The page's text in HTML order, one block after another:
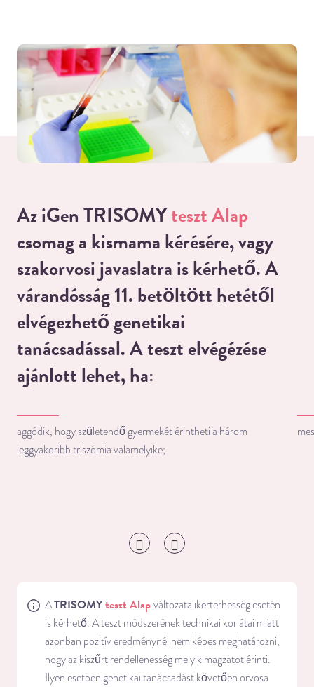
Az iGenTRISOMYteszt Alap
csomag a kismama kérésére, vagy
szakorvosi javaslatra is kérhető. A
várandósság 11. betöltött hetétől
elvégezhető genetikai
tanácsadással. A teszt elvégézése
ajánlott lehet, ha:
aggódik, hogy születendő gyermekét érintheti a három
leggyakoribb triszómia valamelyike;
ATRISOMYteszt Alapváltozata ikerterhesség esetén
is kérhető. A teszt módszerének technikai korlátai miatt
azonban pozitív eredménynél nem képes meghatározni,
hogy az kiszűrt rendellenesség melyik magzatot érinti.
Ilyen esetben genetikai tanácsadást követően orvosa